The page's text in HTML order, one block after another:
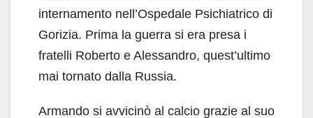
internamento nell’Ospedale Psichiatrico di
Gorizia. Prima la guerra si era presa i
fratelli Roberto e Alessandro, quest’ultimo
mai tornato dalla Russia.
Armando si avvicinò al calcio grazie al suo